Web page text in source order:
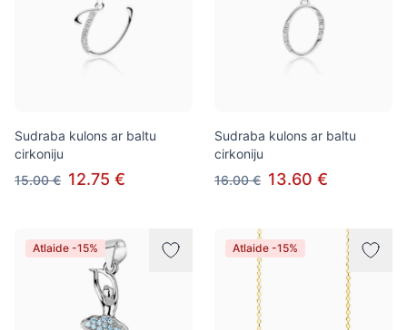
Sudraba kulons ar baltu
cirkoniju
15.00 € 12.75 €
Sudraba kulons ar baltu
cirkoniju
16.00 € 13.60 €
Atlaide -15% Atlaide -15%